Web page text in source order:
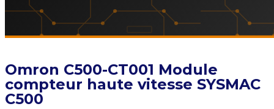
Omron C500-CT001 Module
compteur haute vitesse SYSMAC
C500